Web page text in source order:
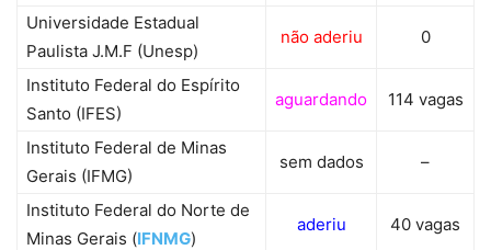
Universidade Estadual
Paulista J.M.F (Unesp)
não aderiu 0
Instituto Federal do Espírito
Santo (IFES)
aguardando 114 vagas
Instituto Federal de Minas
Gerais (IFMG)
sem dados –
Instituto Federal do Norte de
Minas Gerais (IFNMG)
aderiu 40 vagas